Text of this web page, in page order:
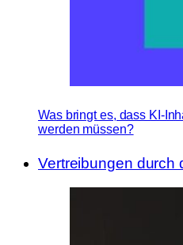
Was bringt es, dass KI-
werden müssen?
Vertreibungen durch